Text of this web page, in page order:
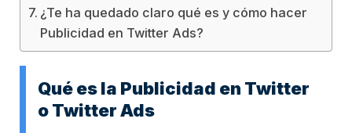
¿Te ha quedado claro qué es y cómo hacer
Publicidad en Twitter Ads?
Qué es la Publicidad en Twitter
o Twitter Ads